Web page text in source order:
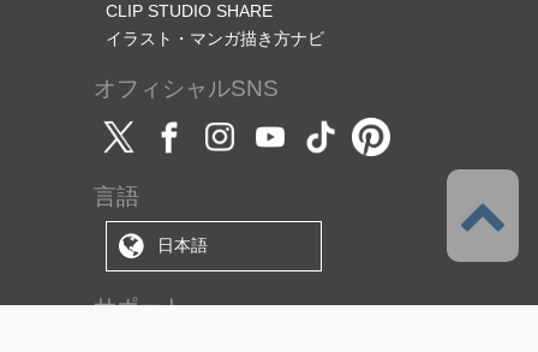
CLIP STUDIO SHARE
イラスト・マンガ描き方ナビ
オフィシャルSNS
言語
日本語
サポート